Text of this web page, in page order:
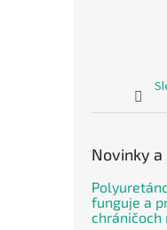
Novinky a
funguje a
chráničoch